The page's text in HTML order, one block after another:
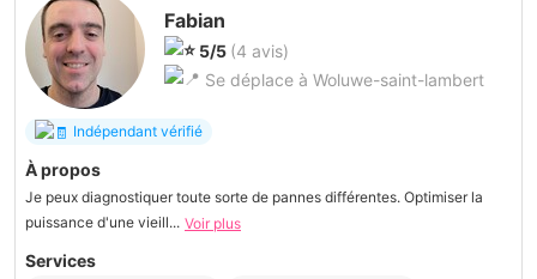
Fabian
5/5 (4 avis)
Se déplace à Woluwe-saint-lambert
Indépendant vérifié
À propos
Je peux diagnostiquer toute sorte de pannes différentes. Optimiser la
puissance d'une vieill... Voir plus
Services